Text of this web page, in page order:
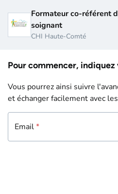
Formateur co-référent
soignant
CHI Haute-Comté
Pour commencer,
Vous pourrez ainsi suivre
et échanger facilement avec
Email*